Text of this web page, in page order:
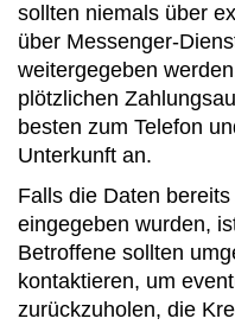
sollten niemals über
über Messenger-
weitergegeben
plötzlichen
besten zum Telefon
Unterkunft an.
Falls die Daten
eingegeben wurden,
Betroffene sollten
kontaktieren, um
zurückzuholen, die